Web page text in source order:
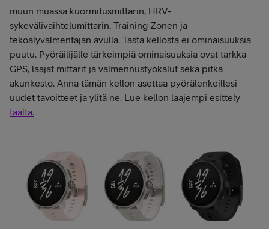
muun muassa kuormitusmittarin, HRV-
sykevälivaihtelumittarin, Training Zonen ja
tekoälyvalmentajan avulla. Tästä kellosta ei ominaisuuksia
puutu. Pyöräilijälle tärkeimpiä ominaisuuksia ovat tarkka
GPS, laajat mittarit ja valmennustyökalut sekä pitkä
akunkesto. Anna tämän kellon asettaa pyörälenkeillesi
uudet tavoitteet ja ylitä ne. Lue kellon laajempi esittely
täältä.